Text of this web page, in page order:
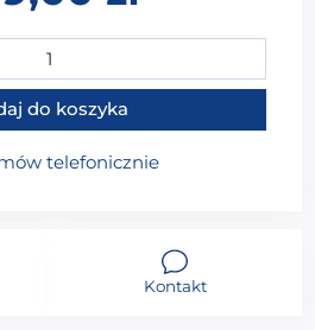
do wanny z hydromasażem DW-
do koszyka
telefonicznie
Kontakt